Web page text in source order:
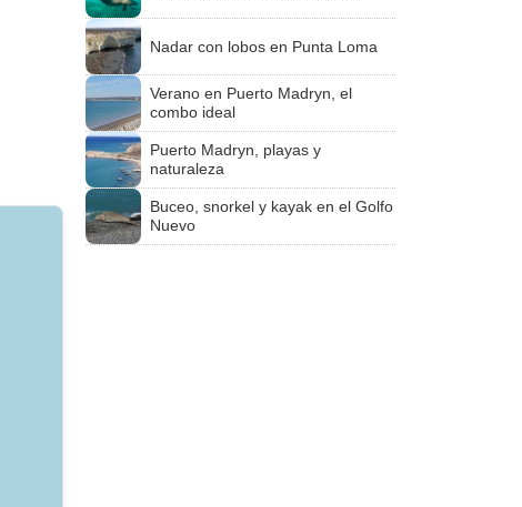
Nadar con lobos en Punta Loma
Verano en Puerto Madryn, el
combo ideal
Puerto Madryn, playas y
naturaleza
Buceo, snorkel y kayak en el Golfo
Nuevo